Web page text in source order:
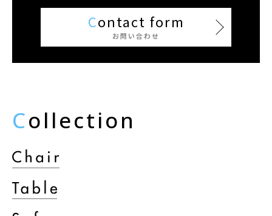
Contact form
お問い合わせ
Collection